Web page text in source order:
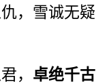
，雪诚无疑
， 卓绝千古